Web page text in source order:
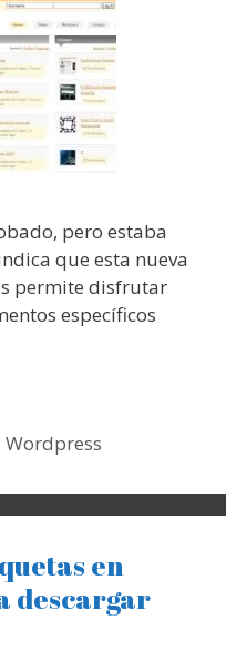
pero estaba
que esta nueva
permite disfrutar
específicos
Wordpress
en
descargar